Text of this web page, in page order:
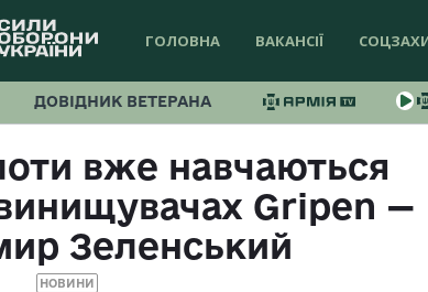
ГОЛОВНА ВАКАНСІЇ
ДОВІДНИК ВЕТЕРАНА
вже навчаються
Gripen —
Зеленський
НОВИНИ